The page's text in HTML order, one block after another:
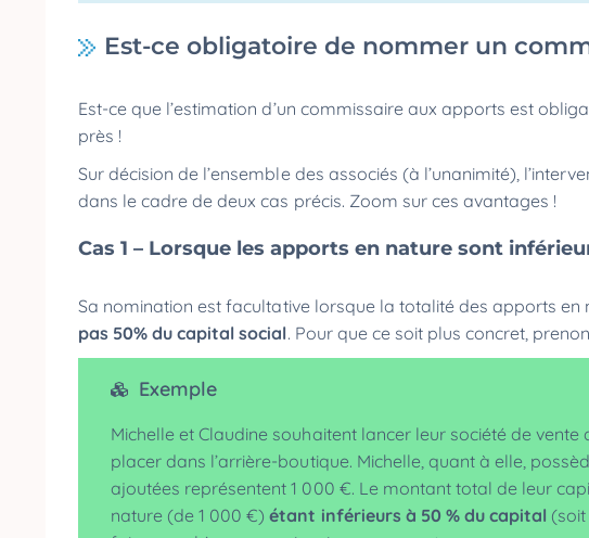
Est-ce obligatoire de nommer un
Est-ce que l’estimation d’un commissaire aux apports est
près !
Sur décision de l’ensemble des associés (à l’unanimité),
dans le cadre de deux cas précis. Zoom sur ces avantages !
Cas 1 – Lorsque les apports en nature sont
Sa nomination est facultative lorsque la totalité des apports
pas 50% du capital social. Pour que ce soit plus concret,
Exemple
Michelle et Claudine souhaitent lancer leur société de
placer dans l’arrière-boutique. Michelle, quant à elle,
ajoutées représentent 1 000 €. Le montant total de leur
nature (de 1 000 €) étant inférieurs à 50 % du capital